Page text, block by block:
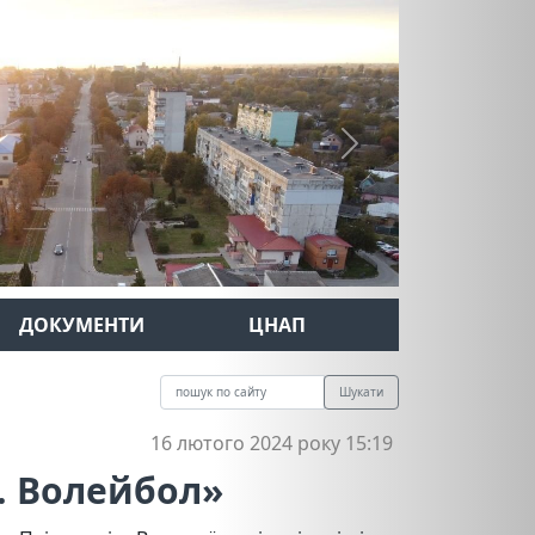
Next
ДОКУМЕНТИ ЦНАП
Шукати
16 лютого 2024 року 15:19
Волейбол»